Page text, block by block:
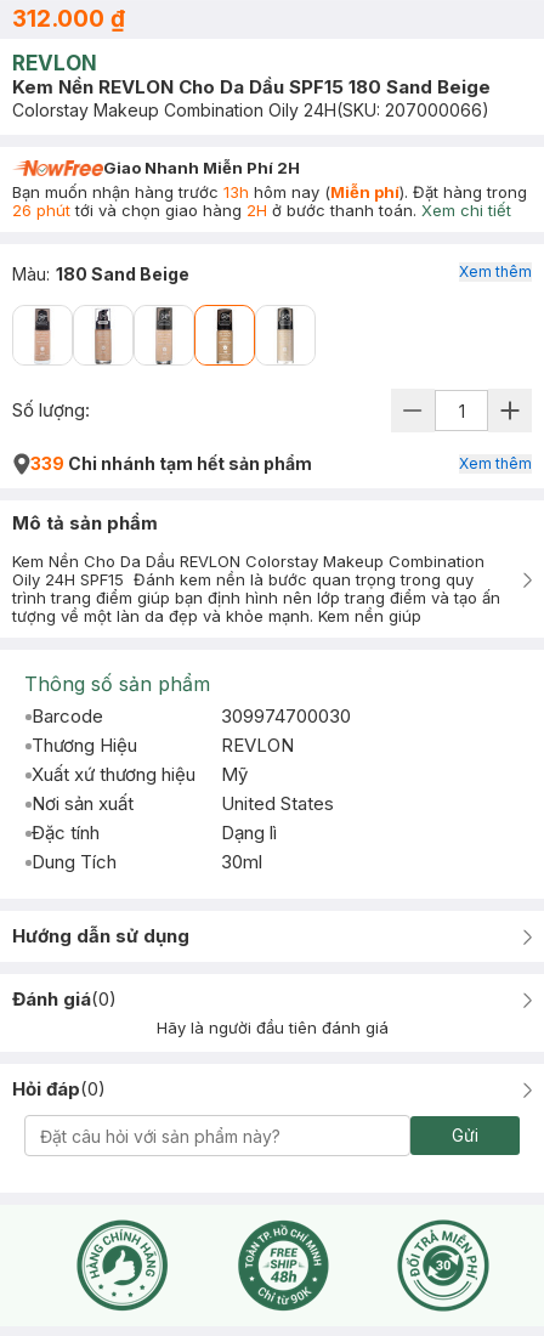
312.000 ₫
REVLON
Kem Nền REVLON Cho Da Dầu SPF15 180 Sand Beige
Colorstay Makeup Combination Oily 24H(SKU: 207000066)
Giao Nhanh Miễn Phí 2H
Bạn muốn nhận hàng trước 13h hôm nay (Miễn phí). Đặt hàng trong
26 phúttới và chọn giao hàng 2H ở bước thanh toán. Xem chi tiết
Màu: 180 Sand Beige Xem thêm
Số lượng:
339 Chi nhánh tạm hết sản phẩm Xem thêm
Mô tả sản phẩm
Kem Nền Cho Da Dầu REVLON Colorstay Makeup Combination
Oily 24H SPF15 Đánh kem nền là bước quan trọng trong quy
trình trang điểm giúp bạn định hình nên lớp trang điểm và tạo ấn
tượng về một làn da đẹp và khỏe mạnh. Kem nền giúp
Thông số sản phẩm
Barcode
309974700030
Thương Hiệu
REVLON
Xuất xứ thương hiệu
Mỹ
Nơi sản xuất
United States
Đặc tính
Dạng lì
Dung Tích
30ml
Hướng dẫn sử dụng
Đánh giá(0)
Hãy là người đầu tiên đánh giá
Hỏi đáp(0)
Gửi